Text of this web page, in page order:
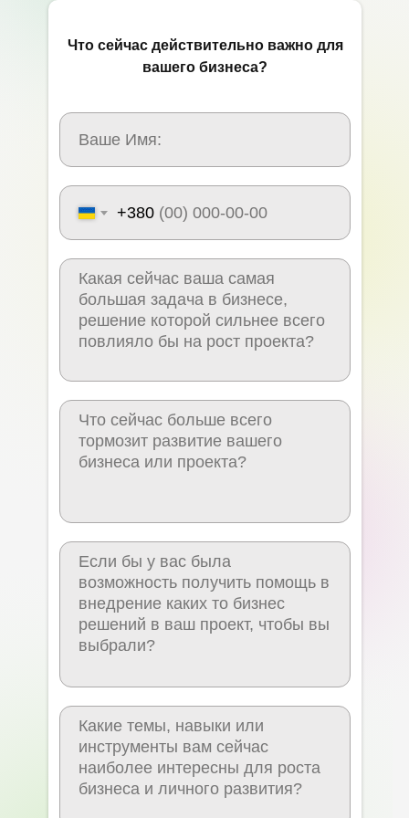
Нажимая на кнопку "Оставить заявку" вы даёте своё
согласие на обработку персональных данных.
+380
Что сейчас действительно важно для
вашего бизнеса?